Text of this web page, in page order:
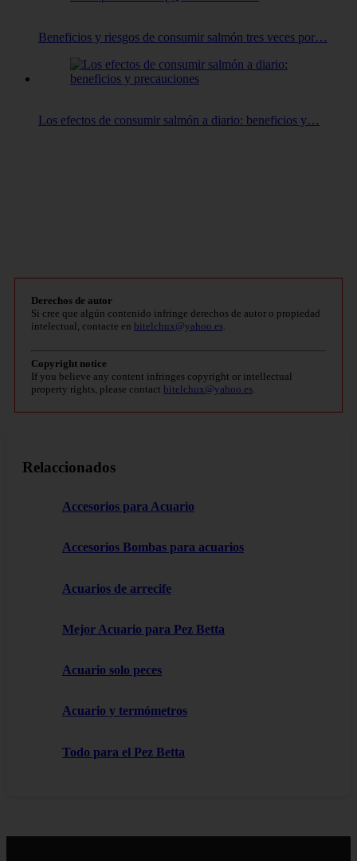
Beneficios y riesgos de consumir salmón tres veces por…
Los efectos de consumir salmón a diario: beneficios y…
Derechos de autor
Si cree que algún contenido infringe derechos de autor o propiedad
intelectual, contacte en bitelchux@yahoo.es
Copyright notice
If you believe any content infringes copyright or intellectual
property rights, please contact bitelchux@yahoo.es
Relaccionados
Accesorios para Acuario
Accesorios Bombas para acuarios
Acuarios de arrecife
Mejor Acuario para Pez Betta
Acuario solo peces
Acuario y termómetros
Todo para el Pez Betta